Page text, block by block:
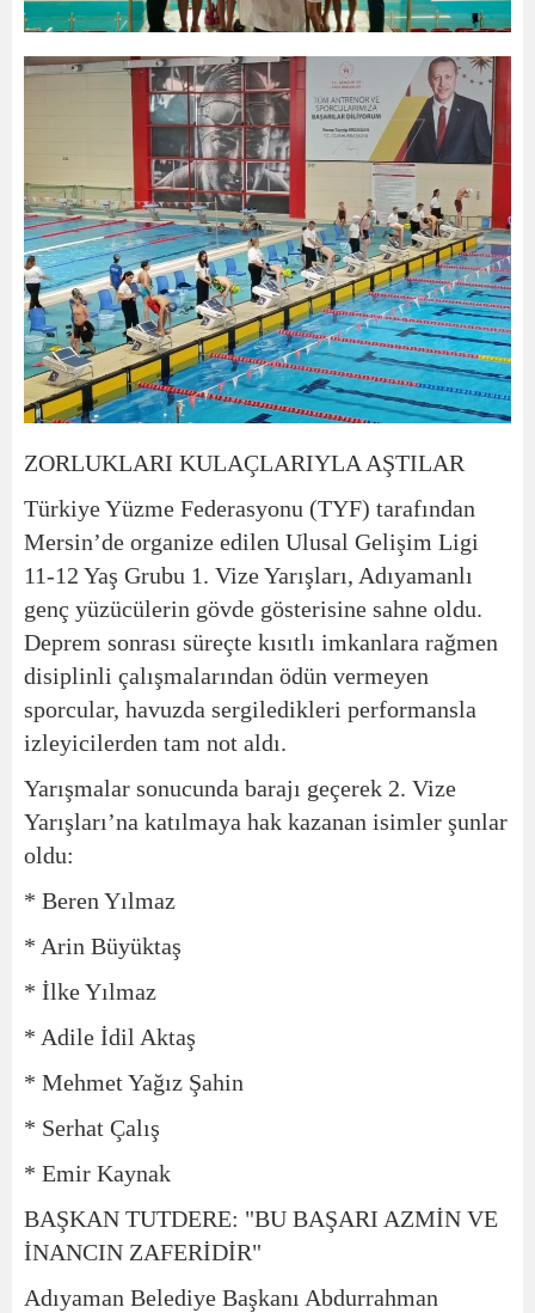
ZORLUKLARI KULAÇLARIYLA AŞTILAR
Türkiye Yüzme Federasyonu (TYF) tarafından
Mersin’de organize edilen Ulusal Gelişim Ligi
11-12 Yaş Grubu 1. Vize Yarışları, Adıyamanlı
genç yüzücülerin gövde gösterisine sahne oldu.
Deprem sonrası süreçte kısıtlı imkanlara rağmen
disiplinli çalışmalarından ödün vermeyen
sporcular, havuzda sergiledikleri performansla
izleyicilerden tam not aldı.
Yarışmalar sonucunda barajı geçerek 2. Vize
Yarışları’na katılmaya hak kazanan isimler şunlar
oldu:
* Beren Yılmaz
* Arin Büyüktaş
* İlke Yılmaz
* Adile İdil Aktaş
* Mehmet Yağız Şahin
* Serhat Çalış
* Emir Kaynak
BAŞKAN TUTDERE: "BU BAŞARI AZMİN VE
İNANCIN ZAFERİDİR"
Adıyaman Belediye Başkanı Abdurrahman